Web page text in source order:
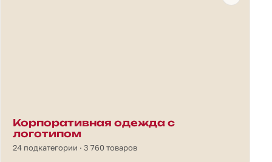
Корпоративная одежда с
логотипом
24 подкатегории · 3 760 товаров